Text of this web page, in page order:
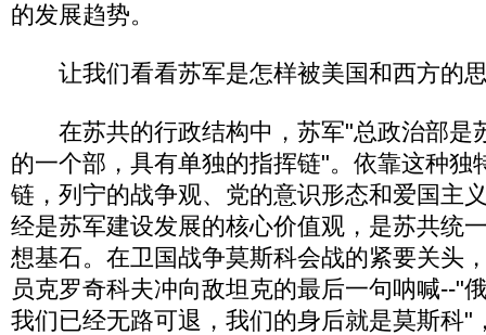
的发展趋势。
让我们看看苏军是怎样被美国和西方的
在苏共的行政结构中，苏军"总政治部是
的一个部，具有单独的指挥链"。依靠这种独
链，列宁的战争观、党的意识形态和爱国主
经是苏军建设发展的核心价值观，是苏共统
想基石。在卫国战争莫斯科会战的紧要关头
员克罗奇科夫冲向敌坦克的最后一句呐喊--"
我们已经无路可退，我们的身后就是莫斯科"